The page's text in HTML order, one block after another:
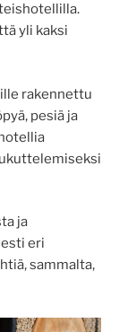
yli kaksi
rakennettu
pesiä ja
ja
eri
sammalta,